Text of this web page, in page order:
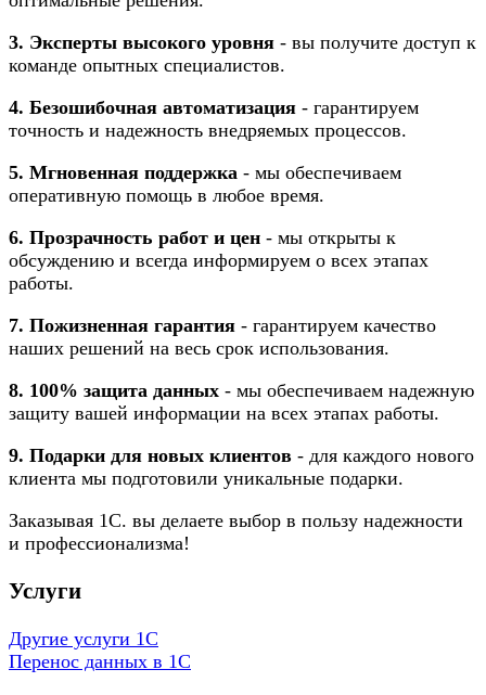
3. Эксперты высокого уровня - вы получите доступ к
команде опытных специалистов.
4. Безошибочная автоматизация - гарантируем
точность и надежность внедряемых процессов.
5. Мгновенная поддержка - мы обеспечиваем
оперативную помощь в любое время.
6. Прозрачность работ и цен - мы открыты к
обсуждению и всегда информируем о всех этапах
работы.
7. Пожизненная гарантия - гарантируем качество
наших решений на весь срок использования.
8. 100% защита данных - мы обеспечиваем надежную
защиту вашей информации на всех этапах работы.
9. Подарки для новых клиентов - для каждого нового
клиента мы подготовили уникальные подарки.
Заказывая 1С. вы делаете выбор в пользу надежности
и профессионализма!
Услуги
Другие услуги 1С
Перенос данных в 1С